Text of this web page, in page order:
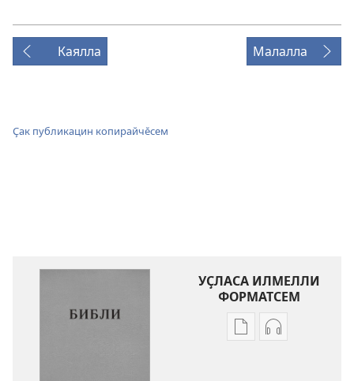
Каялла Малалла
Ҫак публикацин копирайчӗсем
УҪЛАСА ИЛМЕЛЛИ
ФОРМАТСЕМ
Публикацине